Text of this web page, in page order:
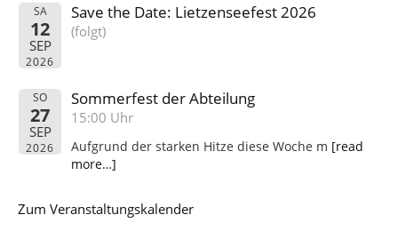
SA
12
SEP
2026
Save the Date: Lietzenseefest 2026
(folgt)
SO
27
SEP
2026
Sommerfest der Abteilung
15:00 Uhr
Aufgrund der starken Hitze diese Woche m [read
more…]
Zum Veranstaltungskalender